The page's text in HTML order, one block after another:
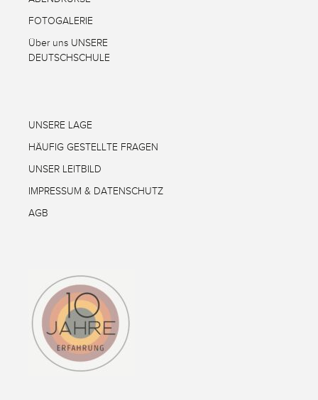
FOTOGALERIE
Über uns UNSERE
DEUTSCHSCHULE
UNSERE LAGE
HÄUFIG GESTELLTE FRAGEN
UNSER LEITBILD
IMPRESSUM & DATENSCHUTZ
AGB